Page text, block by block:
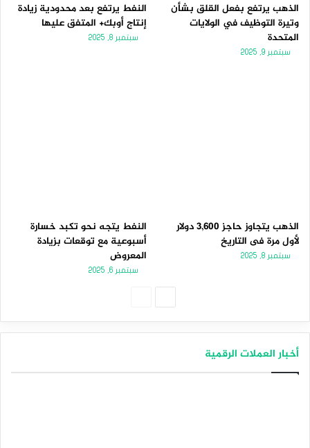
الذهب يرتفع بفعل القلق بشأن
وتيرة التوظيف في الولايات
المتحدة
سبتمبر 9, 2025
النفط يرتفع بعد محدودية زيادة
إنتاج أوبك+ المتفق عليها
سبتمبر 8, 2025
الذهب يتجاوز حاجز 3,600 دولار
لأول مرة فى التاريخ
سبتمبر 8, 2025
النفط يتجه نحو تكبد خسارة
أسبوعية مع توقعات بزيادة
المعروض
سبتمبر 6, 2025
أخبار العملات الرقمية